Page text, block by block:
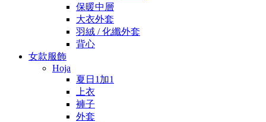
保暖中層
大衣外套
羽絨 / 化纖外套
背心
女款服飾
Hoja
夏日1加1
上衣
褲子
外套